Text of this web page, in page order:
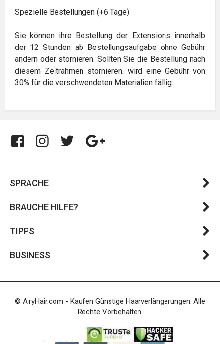
Spezielle Bestellungen (+6 Tage)
Sie können ihre Bestellung der Extensions innerhalb
der 12 Stunden ab Bestellungsaufgabe ohne Gebühr
ändern oder stornieren. Sollten Sie die Bestellung nach
diesem Zeitrahmen stornieren, wird eine Gebühr von
30% für die verschwendeten Materialien fällig.
SPRACHE
BRAUCHE HILFE?
TIPPS
BUSINESS
© AiryHair.com - Kaufen Günstige Haarverlängerungen. Alle
Rechte Vorbehalten.